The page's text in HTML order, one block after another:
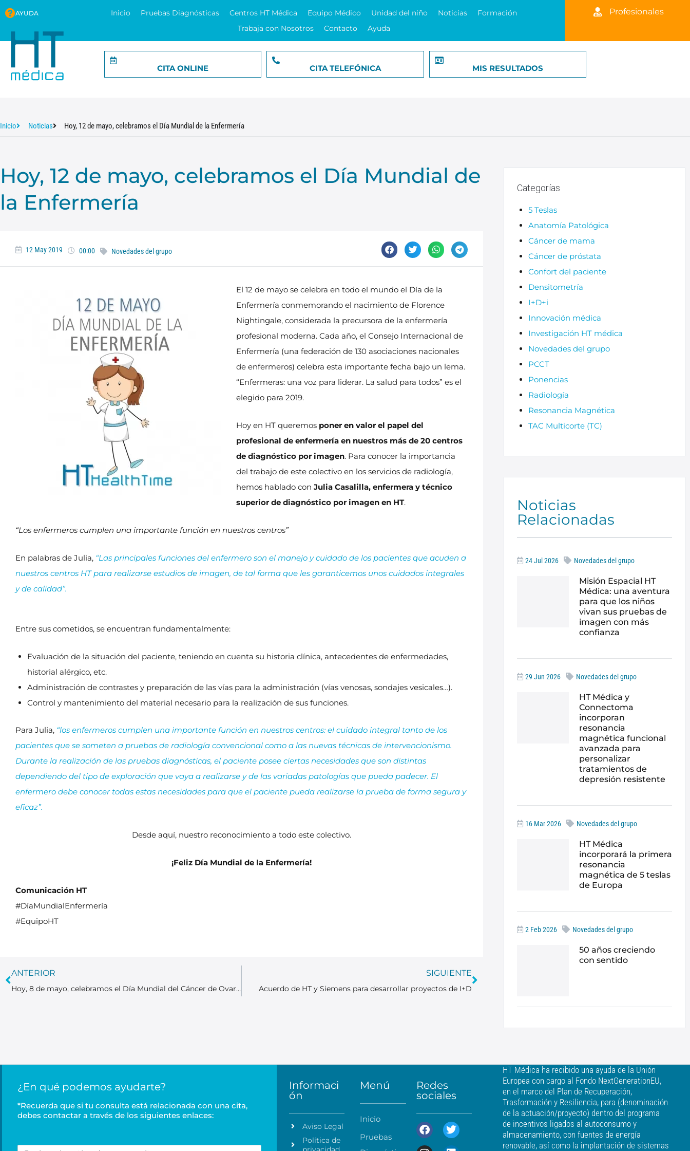
AYUDA Inicio Pruebas Diagnósticas Centros HT Médica Equipo Médico Unidad del niño Noticias
Formación
Trabaja con Nosotros
Contacto Ayuda
Profesionales
CITA ONLINE CITA TELEFÓNICA MIS RESULTADOS
Inicio Noticias Hoy, 12 de mayo, celebramos el Día Mundial de la Enfermería
Hoy, 12 de mayo, celebramos el Día Mundial de
la Enfermería
12 May 2019 00:00 Novedades del grupo
El 12 de mayo se celebra en todo el mundo el Día de la
Enfermería conmemorando el nacimiento de Florence
Nightingale, considerada la precursora de la enfermería
profesional moderna. Cada año, el Consejo Internacional de
Enfermería (una federación de 130 asociaciones nacionales
de enfermeros) celebra esta importante fecha bajo un lema.
“Enfermeras: una voz para liderar. La salud para todos” es el
elegido para 2019.
Hoy en HT queremos poner en valor el papel del
profesional de enfermería en nuestros más de 20 centros
de diagnóstico por imagen. Para conocer la importancia
del trabajo de este colectivo en los servicios de radiología,
hemos hablado con Julia Casalilla, enfermera y técnico
superior de diagnóstico por imagen en HT.
“Los enfermeros cumplen una importante función en nuestros centros”
En palabras de Julia, “Las principales funciones del enfermero son el manejo y cuidado de los pacientes que acuden a
nuestros centros HT para realizarse estudios de imagen, de tal forma que les garanticemos unos cuidados integrales
y de calidad”.
Entre sus cometidos, se encuentran fundamentalmente:
Evaluación de la situación del paciente, teniendo en cuenta su historia clínica, antecedentes de enfermedades,
historial alérgico, etc.
Administración de contrastes y preparación de las vías para la administración (vías venosas, sondajes vesicales…).
Control y mantenimiento del material necesario para la realización de sus funciones.
Para Julia, “los enfermeros cumplen una importante función en nuestros centros: el cuidado integral tanto de los
pacientes que se someten a pruebas de radiología convencional como a las nuevas técnicas de intervencionismo.
Durante la realización de las pruebas diagnósticas, el paciente posee ciertas necesidades que son distintas
dependiendo del tipo de exploración que vaya a realizarse y de las variadas patologías que pueda padecer. El
enfermero debe conocer todas estas necesidades para que el paciente pueda realizarse la prueba de forma segura y
eficaz”.
Desde aquí, nuestro reconocimiento a todo este colectivo.
¡Feliz Día Mundial de la Enfermería!
Comunicación HT
#DíaMundialEnfermería
#EquipoHT
ANTERIOR
Hoy, 8 de mayo, celebramos el Día Mundial del Cáncer de Ovario
SIGUIENTE
Acuerdo de HT y Siemens para desarrollar proyectos de I+D
Categorías
5 Teslas
Anatomía Patológica
Cáncer de mama
Cáncer de próstata
Confort del paciente
Densitometría
I+D+i
Innovación médica
Investigación HT médica
Novedades del grupo
PCCT
Ponencias
Radiología
Resonancia Magnética
TAC Multicorte (TC)
Noticias
Relacionadas
24 Jul 2026 Novedades del grupo
Misión Espacial HT
Médica: una aventura
para que los niños
vivan sus pruebas de
imagen con más
confianza
29 Jun 2026 Novedades del grupo
HT Médica y
Connectoma
incorporan
resonancia
magnética funcional
avanzada para
personalizar
tratamientos de
depresión resistente
16 Mar 2026 Novedades del grupo
HT Médica
incorporará la primera
resonancia
magnética de 5 teslas
de Europa
2 Feb 2026 Novedades del grupo
50 años creciendo
con sentido
¿En qué podemos ayudarte?
*Recuerda que si tu consulta está relacionada con una cita,
debes contactar a través de los siguientes enlaces:
Informaci
ón
Aviso Legal
Política de
Menú
Inicio
Pruebas
Redes
sociales
HT Médica ha recibido una ayuda de la Unión
Europea con cargo al Fondo NextGenerationEU,
en el marco del Plan de Recuperación,
Trasformación y Resiliencia, para (denominación
de la actuación/proyecto) dentro del programa
de incentivos ligados al autoconsumo y
almacenamiento, con fuentes de energía
renovable, así como la implantación de sistemas